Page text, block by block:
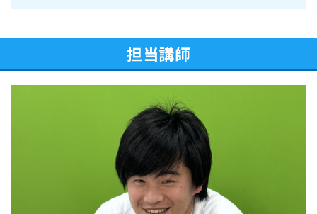
担当講師